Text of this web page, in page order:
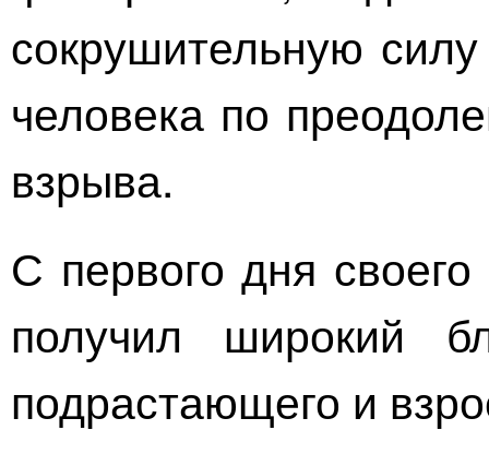
сокрушительную
человека по
взрыва.
С первого дня
получил широкий
подрастающего и